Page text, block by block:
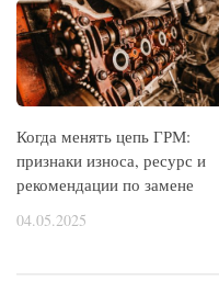
Когда менять цепь ГРМ:
признаки износа, ресурс и
рекомендации по замене
04.05.2025